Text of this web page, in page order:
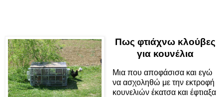
Πως φτιάχνω κλούβες
για κουνέλια
Μια που αποφάσισα και εγώ
να ασχοληθώ με την εκτροφή
κουνελιών έκατσα και έφτιαξα